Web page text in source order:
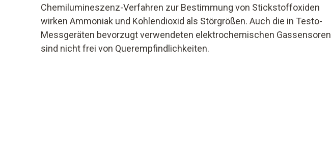
Chemilumineszenz-Verfahren zur Bestimmung von Stickstoffoxiden
wirken Ammoniak und Kohlendioxid als Störgrößen. Auch die in Testo-
Messgeräten bevorzugt verwendeten elektrochemischen Gassensoren
sind nicht frei von Querempfindlichkeiten.